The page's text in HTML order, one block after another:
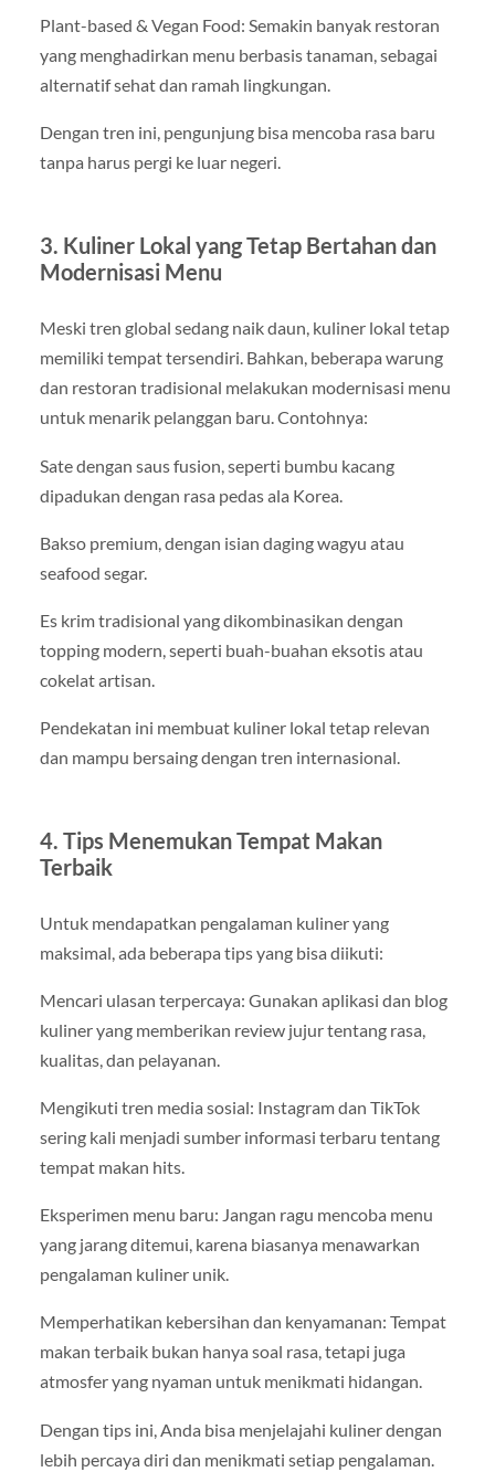
Plant-based & Vegan Food: Semakin banyak restoran
yang menghadirkan menu berbasis tanaman, sebagai
alternatif sehat dan ramah lingkungan.
Dengan tren ini, pengunjung bisa mencoba rasa baru
tanpa harus pergi ke luar negeri.
3. Kuliner Lokal yang Tetap Bertahan dan
Modernisasi Menu
Meski tren global sedang naik daun, kuliner lokal tetap
memiliki tempat tersendiri. Bahkan, beberapa warung
dan restoran tradisional melakukan modernisasi menu
untuk menarik pelanggan baru. Contohnya:
Sate dengan saus fusion, seperti bumbu kacang
dipadukan dengan rasa pedas ala Korea.
Bakso premium, dengan isian daging wagyu atau
seafood segar.
Es krim tradisional yang dikombinasikan dengan
topping modern, seperti buah-buahan eksotis atau
cokelat artisan.
Pendekatan ini membuat kuliner lokal tetap relevan
dan mampu bersaing dengan tren internasional.
4. Tips Menemukan Tempat Makan
Terbaik
Untuk mendapatkan pengalaman kuliner yang
maksimal, ada beberapa tips yang bisa diikuti:
Mencari ulasan terpercaya: Gunakan aplikasi dan blog
kuliner yang memberikan review jujur tentang rasa,
kualitas, dan pelayanan.
Mengikuti tren media sosial: Instagram dan TikTok
sering kali menjadi sumber informasi terbaru tentang
tempat makan hits.
Eksperimen menu baru: Jangan ragu mencoba menu
yang jarang ditemui, karena biasanya menawarkan
pengalaman kuliner unik.
Memperhatikan kebersihan dan kenyamanan: Tempat
makan terbaik bukan hanya soal rasa, tetapi juga
atmosfer yang nyaman untuk menikmati hidangan.
Dengan tips ini, Anda bisa menjelajahi kuliner dengan
lebih percaya diri dan menikmati setiap pengalaman.